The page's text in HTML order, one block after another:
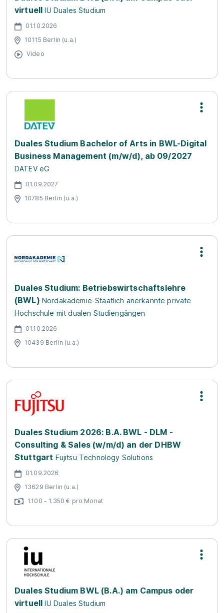
virtuell IU Duales Studium
01.10.2026
10115 Berlin (u.a.)
Video
Duales Studium Bachelor of Arts in BWL-Digital
Business Management (m/w/d), ab 09/2027
DATEV eG
01.09.2027
10785 Berlin (u.a.)
Duales Studium: Betriebswirtschaftslehre
(BWL) Nordakademie-Staatlich anerkannte private
Hochschule mit dualen Studiengängen
01.10.2026
10439 Berlin (u.a.)
Duales Studium 2026: B.A. BWL - DLM -
Consulting & Sales (w/m/d) an der DHBW
Stuttgart Fujitsu Technology Solutions
01.09.2026
13629 Berlin (u.a.)
1.100 - 1.350 € pro Monat
Duales Studium BWL (B.A.) am Campus oder
virtuell IU Duales Studium